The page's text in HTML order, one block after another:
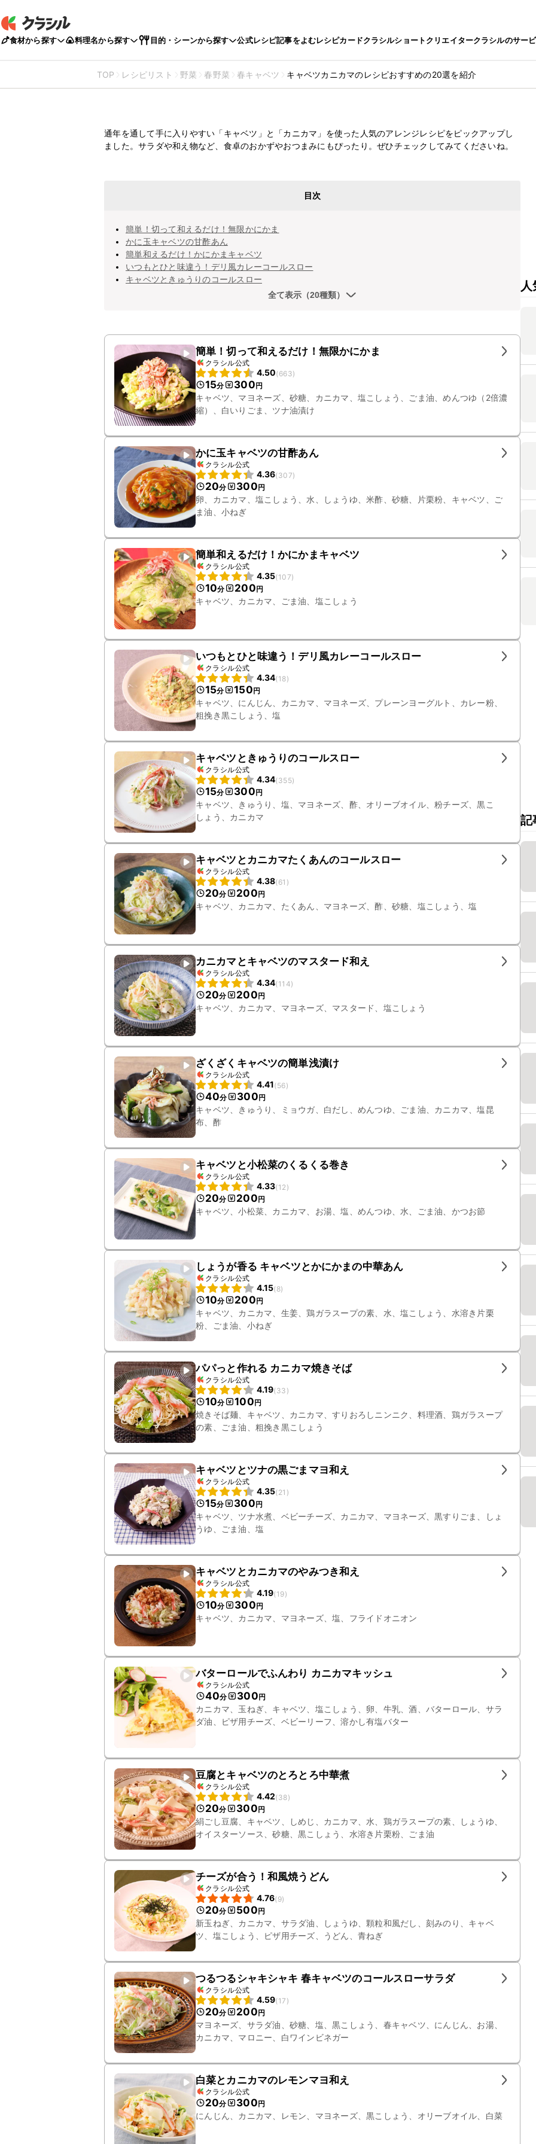
食材から探す 料理名から探す 目的・シーンから探す 公式レシピ記事をよむレシピカードクラシルショートクリエイタークラシルのサー
TOP レシピリスト 野菜 春野菜 春キャベツ キャベツカニカマのレシピおすすめの20選を紹介
通年を通して手に入りやすい「キャベツ」と「カニカマ」を使った人気のアレンジレシピをピックアップし
ました。サラダや和え物など、食卓のおかずやおつまみにもぴったり。ぜひチェックしてみてくださいね。
目次
簡単！切って和えるだけ！無限かにかま
かに玉キャベツの甘酢あん
簡単和えるだけ！かにかまキャベツ
いつもとひと味違う！デリ風カレーコールスロー
キャベツときゅうりのコールスロー
全て表示（20種類）
簡単！切って和えるだけ！無限かにかま
クラシル公式
4.50(663)
15分 300円
キャベツ、マヨネーズ、砂糖、カニカマ、塩こしょう、ごま油、めんつゆ（2倍濃
縮）、白いりごま、ツナ油漬け
かに玉キャベツの甘酢あん
クラシル公式
4.36(307)
20分 300円
卵、カニカマ、塩こしょう、水、しょうゆ、米酢、砂糖、片栗粉、キャベツ、ご
ま油、小ねぎ
簡単和えるだけ！かにかまキャベツ
クラシル公式
4.35(107)
10分 200円
キャベツ、カニカマ、ごま油、塩こしょう
いつもとひと味違う！デリ風カレーコールスロー
クラシル公式
4.34(18)
15分 150円
キャベツ、にんじん、カニカマ、マヨネーズ、プレーンヨーグルト、カレー粉、
粗挽き黒こしょう、塩
キャベツときゅうりのコールスロー
クラシル公式
4.34(355)
15分 300円
キャベツ、きゅうり、塩、マヨネーズ、酢、オリーブオイル、粉チーズ、黒こ
しょう、カニカマ
キャベツとカニカマたくあんのコールスロー
クラシル公式
4.38(61 )
20分 200円
キャベツ、カニカマ、たくあん、マヨネーズ、酢、砂糖、塩こしょう、塩
カニカマとキャベツのマスタード和え
クラシル公式
4.34(114)
20分 200円
キャベツ、カニカマ、マヨネーズ、マスタード、塩こしょう
ざくざくキャベツの簡単浅漬け
クラシル公式
4.41(56)
40分 300円
キャベツ、きゅうり、ミョウガ、白だし、めんつゆ、ごま油、カニカマ、塩昆
布、酢
キャベツと小松菜のくるくる巻き
クラシル公式
4.33(12 )
20分 200円
キャベツ、小松菜、カニカマ、お湯、塩、めんつゆ、水、ごま油、かつお節
しょうが香る キャベツとかにかまの中華あん
クラシル公式
4.15(8)
10分 200円
キャベツ、カニカマ、生姜、鶏ガラスープの素、水、塩こしょう、水溶き片栗
粉、ごま油、小ねぎ
パパっと作れる カニカマ焼きそば
クラシル公式
4.19(33 )
10分 100円
焼きそば麺、キャベツ、カニカマ、すりおろしニンニク、料理酒、鶏ガラスープ
の素、ごま油、粗挽き黒こしょう
キャベツとツナの黒ごまマヨ和え
クラシル公式
4.35(21 )
15分 300円
キャベツ、ツナ水煮、ベビーチーズ、カニカマ、マヨネーズ、黒すりごま、しょ
うゆ、ごま油、塩
キャベツとカニカマのやみつき和え
クラシル公式
4.19(19)
10分 300円
キャベツ、カニカマ、マヨネーズ、塩、フライドオニオン
バターロールでふんわり カニカマキッシュ
クラシル公式
40分 300円
カニカマ、玉ねぎ、キャベツ、塩こしょう、卵、牛乳、酒、バターロール、サラ
ダ油、ピザ用チーズ、ベビーリーフ、溶かし有塩バター
豆腐とキャベツのとろとろ中華煮
クラシル公式
4.42(38)
20分 300円
絹ごし豆腐、キャベツ、しめじ、カニカマ、水、鶏ガラスープの素、しょうゆ、
オイスターソース、砂糖、黒こしょう、水溶き片栗粉、ごま油
チーズが合う！和風焼うどん
クラシル公式
4.76(9)
20分 500円
新玉ねぎ、カニカマ、サラダ油、しょうゆ、顆粒和風だし、刻みのり、キャベ
ツ、塩こしょう、ピザ用チーズ、うどん、青ねぎ
つるつるシャキシャキ 春キャベツのコールスローサラダ
クラシル公式
4.59(17 )
20分 200円
マヨネーズ、サラダ油、砂糖、塩、黒こしょう、春キャベツ、にんじん、お湯、
カニカマ、マロニー、白ワインビネガー
白菜とカニカマのレモンマヨ和え
クラシル公式
20分 300円
にんじん、カニカマ、レモン、マヨネーズ、黒こしょう、オリーブオイル、白菜
記